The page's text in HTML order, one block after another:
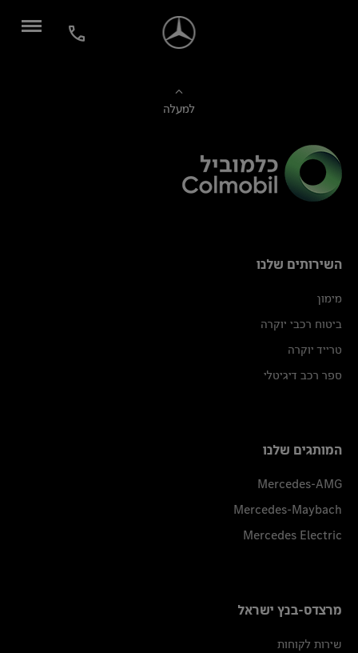
למעלה
השירותים שלנו
מימון
ביטוח רכבי יוקרה
טרייד יוקרה
ספר רכב דיגיטלי
המותגים שלנו
Mercedes-AMG
Mercedes-Maybach
Mercedes Electric
מרצדס-בנץ ישראל
שירות לקוחות